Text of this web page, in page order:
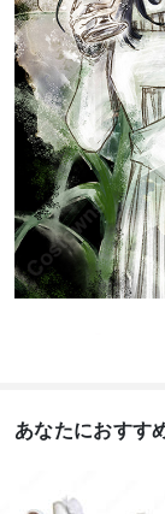
あなたにおすす